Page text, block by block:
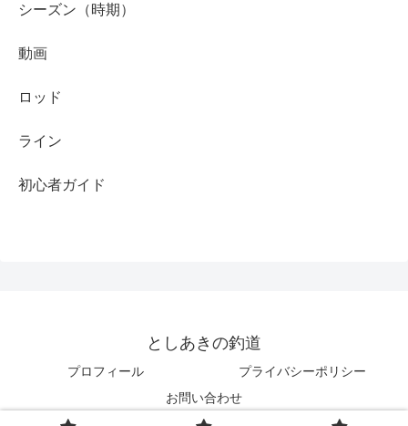
シーズン（時期）
動画
ロッド
ライン
初心者ガイド
としあきの釣道
プロフィール
プライバシーポリシー
お問い合わせ